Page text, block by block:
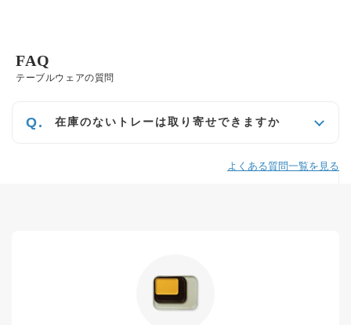
テーブルウェアの質問
FAQ
在庫のないトレーは取り寄せできますか
よくある質問一覧を見る